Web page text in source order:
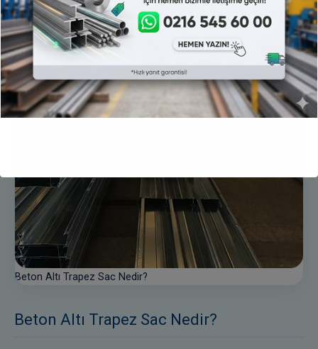
göre seçilir.
DK90 Trapez Sac sayfasını incele
Beton Altı Trapez Sac Nedir?
Beton Altı Trapez Sac Nedir?